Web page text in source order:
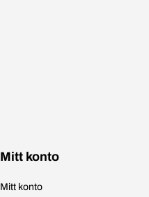
Mitt konto
Mitt konto